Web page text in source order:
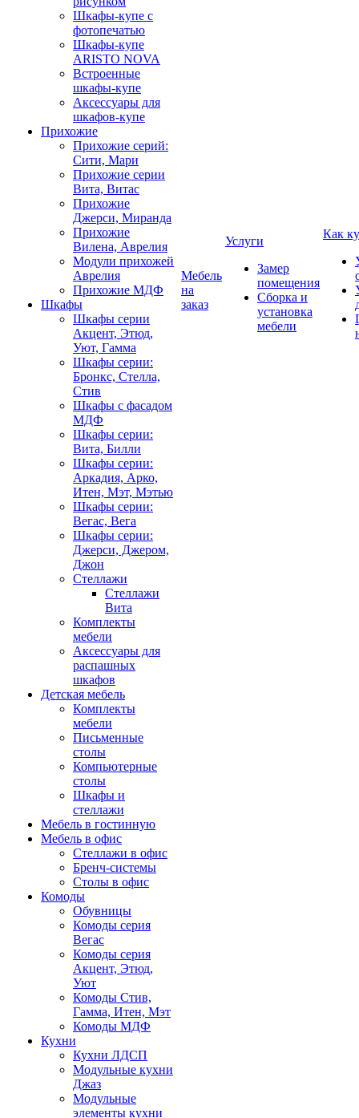
Шкафы-купе с
фотопечатью
Шкафы-купе
ARISTO NOVA
Встроенные
шкафы-купе
Аксессуары для
шкафов-купе
Прихожие
Прихожие серий:
Сити, Мари
Прихожие серии
Вита, Витас
Прихожие
Джерси, Миранда
Прихожие
Вилена, Аврелия
Модули прихожей
Аврелия
Прихожие МДФ
Шкафы
Шкафы серии
Акцент, Этюд,
Уют, Гамма
Шкафы серии:
Бронкс, Стелла,
Стив
Шкафы с фасадом
МДФ
Шкафы серии:
Вита, Билли
Шкафы серии:
Аркадия, Арко,
Итен, Мэт, Мэтью
Шкафы серии:
Вегас, Вега
Шкафы серии:
Джерси, Джером,
Джон
Стеллажи
Стеллажи
Вита
Комплекты
мебели
Аксессуары для
распашных
шкафов
Детская мебель
Комплекты
мебели
Письменные
столы
Компьютерные
столы
Шкафы и
стеллажи
Мебель в гостинную
Мебель в офис
Стеллажи в офис
Бренч-системы
Столы в офис
Комоды
Обувницы
Комоды серия
Вегас
Комоды серия
Акцент, Этюд,
Уют
Комоды Стив,
Гамма, Итен, Мэт
Комоды МДФ
Кухни
Кухни ЛДСП
Модульные кухни
Джаз
Модульные
элементы кухни
Мебель
на
заказ
Услуги
Замер
помещения
Сборка и
установка
мебели
Как